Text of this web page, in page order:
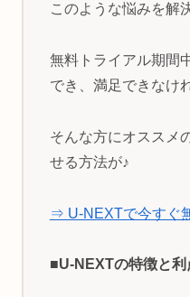
このような悩みを解
無料トライアル期間
でき、満足できなけ
そんな方にオススメ
せる方法が♪
⇒ U-NEXTで今すぐ
■U-NEXTの特徴と利